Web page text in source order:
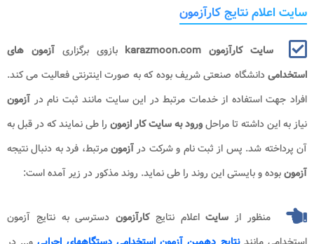
سایت اعلام نتایج کارآزمون
سایت کارآزمون karazmoon.com بازوی برگزاری آزمون های
استخدامیدانشگاه صنعتی شریف بوده که به صورت اینترنتی فعالیت می کند.
افراد جهت استفاده از خدمات مرتبط در این سایت مانند ثبت نام در آزمون
نیاز به این داشته تا مراحلورود به سایت کار ازمون را طی نمایند که در قبل به
آن پرداخته شد. پس از ثبت نام و شرکت درآزمونمرتبط، فرد به دنبال نتیجه
آزمونبوده و بایستی این روند را طی نماید. روند مذکور در زیر آمده است:
منظور از سایتاعلام نتایجکارآزموندسترسی به نتایج آزمون